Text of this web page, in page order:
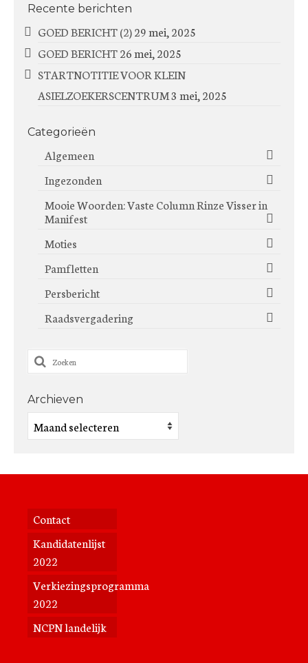
Recente berichten
GOED BERICHT (2)29 mei, 2025
GOED BERICHT26 mei, 2025
STARTNOTITIE VOOR KLEIN
ASIELZOEKERSCENTRUM3 mei, 2025
Categorieën
Algemeen
Ingezonden
Mooie Woorden: Vaste Column Rinze Visser in
Manifest
Moties
Pamfletten
Persbericht
Raadsvergadering
Zoeken
naar:
Archieven
Archieven
Contact
Kandidatenlijst
2022
Verkiezingsprogramma
2022
NCPN landelijk